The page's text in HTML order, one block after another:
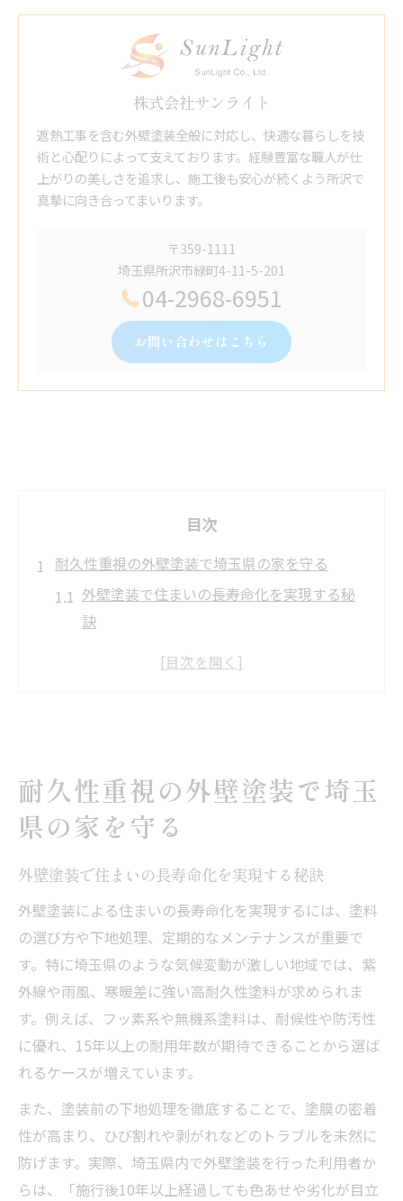
株式会社サンライト
遮熱工事を含む外壁塗装全般に対応し、快適な暮らしを技
術と心配りによって支えております。経験豊富な職人が仕
上がりの美しさを追求し、施工後も安心が続くよう所沢で
真摯に向き合ってまいります。
〒359-1111
埼玉県所沢市緑町4-11-5-201
04-2968-6951
お問い合わせはこちら
目次
耐久性重視の外壁塗装で埼玉県の家を守る
外壁塗装で住まいの長寿命化を実現する秘
訣
埼玉県の気候に最適な外壁塗装の耐久性と
夫
無機塗料で実現する外壁塗装の長寿命化
外壁塗装に無機塗料を選ぶメリットとは
無機塗料の外壁塗装でメンテナンス頻度を
減らす
外壁塗装の寿命を無機塗料で伸ばすコツ
埼玉県に適した無機塗料の外壁塗装とは
劣化を防ぐ外壁塗装の選び方と施工法
外壁塗装で劣化を防ぐ素材と施工法の選び
埼玉県で外壁塗装の耐久性を左右する要因
外壁塗装の下地処理で長寿命を実現する方
法
耐久性重視の外壁塗装で埼玉
県の家を守る
外壁塗装で住まいの長寿命化を実現する秘訣
外壁塗装による住まいの長寿命化を実現するには、塗料
の選び方や下地処理、定期的なメンテナンスが重要で
す。特に埼玉県のような気候変動が激しい地域では、紫
外線や雨風、寒暖差に強い高耐久性塗料が求められま
す。例えば、フッ素系や無機系塗料は、耐候性や防汚性
に優れ、15年以上の耐用年数が期待できることから選ば
れるケースが増えています。
また、塗装前の下地処理を徹底することで、塗膜の密着
性が高まり、ひび割れや剥がれなどのトラブルを未然に
防げます。実際、埼玉県内で外壁塗装を行った利用者か
らは、「施行後10年以上経過しても色あせや劣化が目立